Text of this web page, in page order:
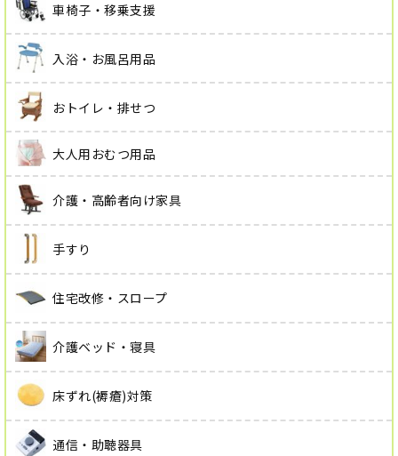
車椅子・移乗支援
入浴・お風呂用品
おトイレ・排せつ
大人用おむつ用品
介護・高齢者向け家具
手すり
住宅改修・スロープ
介護ベッド・寝具
床ずれ(褥瘡)対策
通信・助聴器具